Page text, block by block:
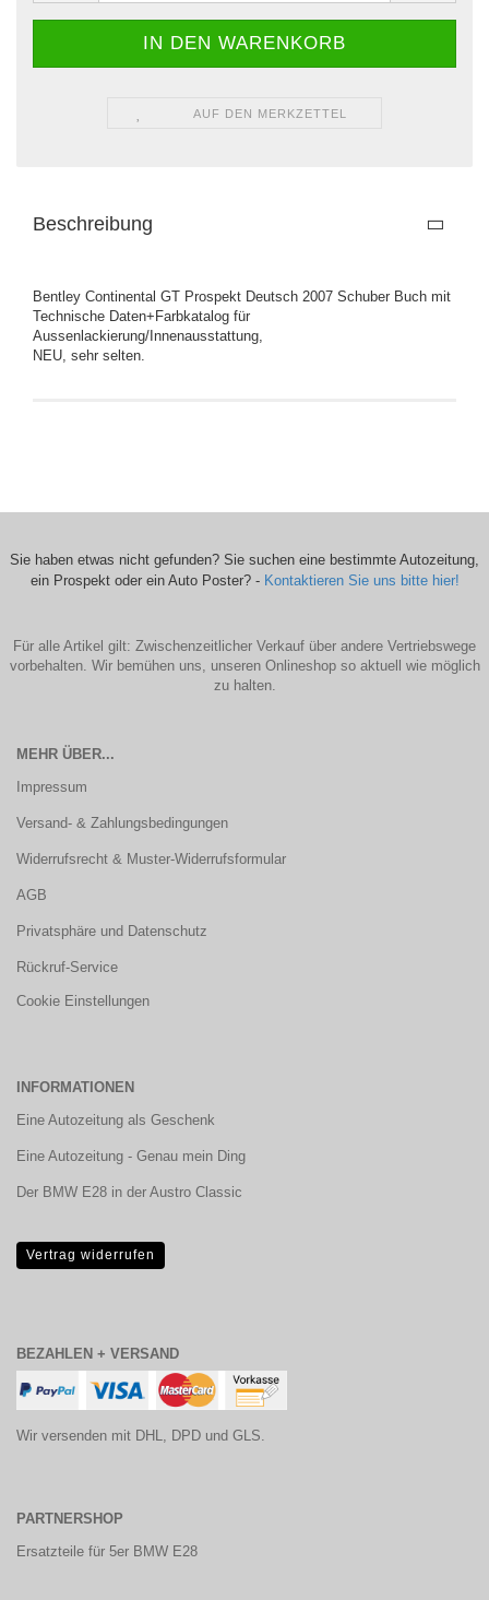
AUF DEN MERKZETTEL
Beschreibung
Bentley Continental GT Prospekt Deutsch 2007 Schuber Buch mit
Technische Daten+Farbkatalog für
Aussenlackierung/Innenausstattung,
NEU, sehr selten.
Sie haben etwas nicht gefunden? Sie suchen eine bestimmte Autozeitung,
ein Prospekt oder ein Auto Poster? - Kontaktieren Sie uns bitte hier!
Für alle Artikel gilt: Zwischenzeitlicher Verkauf über andere Vertriebswege
vorbehalten. Wir bemühen uns, unseren Onlineshop so aktuell wie möglich
zu halten.
MEHR ÜBER...
Impressum
Versand- & Zahlungsbedingungen
Widerrufsrecht & Muster-Widerrufsformular
AGB
Privatsphäre und Datenschutz
Rückruf-Service
Cookie Einstellungen
INFORMATIONEN
Eine Autozeitung als Geschenk
Eine Autozeitung - Genau mein Ding
Der BMW E28 in der Austro Classic
Vertrag widerrufen
BEZAHLEN + VERSAND
Wir versenden mit DHL, DPD und GLS.
PARTNERSHOP
Ersatzteile für 5er BMW E28